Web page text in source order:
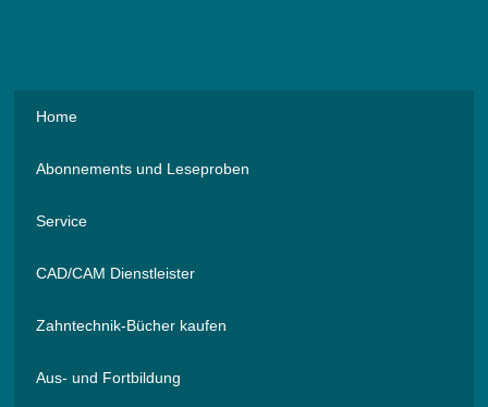
Home
Abonnements und Leseproben
Service
CAD/CAM Dienstleister
Zahntechnik-Bücher kaufen
Aus- und Fortbildung